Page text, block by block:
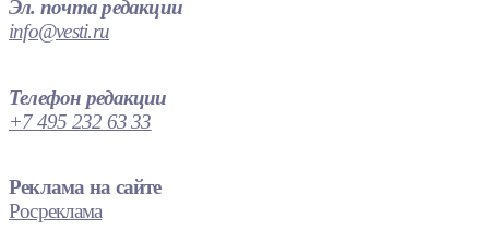
Эл. почта редакции
info@vesti.ru
Телефон редакции
+7 495 232 63 33
Реклама на сайте
Росреклама